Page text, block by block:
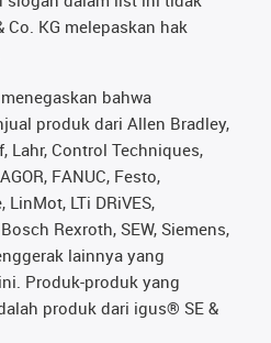
KG melepaskan hak
bahwa
produk dari Allen Bradley,
Lahr, Control Techniques,
FANUC, Festo,
LinMot, LTi DRiVES,
Rexroth, SEW, Siemens,
lainnya yang
Produk-produk yang
produk dari igus® SE &